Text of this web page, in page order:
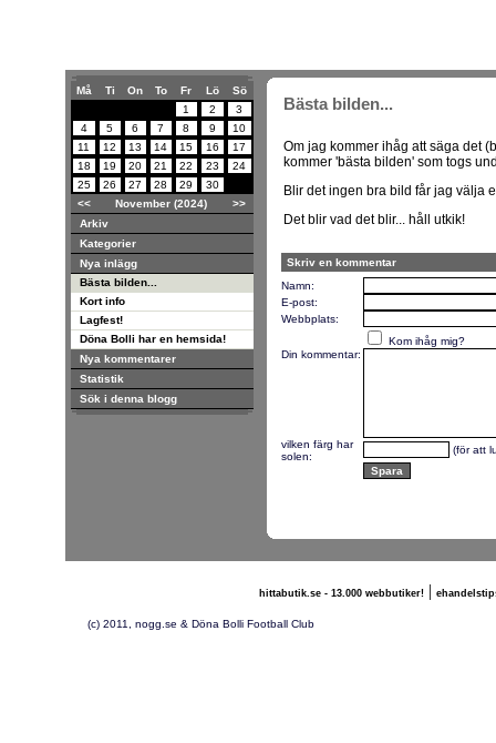
Må Ti On To Fr Lö
Sö
1
2
3
4
5 6 7 8 9
10
11
12 13 14 15 16
17
18
19 20 21 22 23
24
25
26 27 28 29
30
<<
November (2024)
>>
Arkiv
Kategorier
Nya inlägg
Bästa bilden...
Kort info
Lagfest!
Döna Bolli har en hemsida!
Nya kommentarer
Statistik
Sök i denna blogg
Bästa bilden...
Om jag kommer ihåg att säga det
kommer 'bästa bilden' som togs
Blir det ingen bra bild får jag välja
Det blir vad det blir... håll utkik!
Skriv en kommentar
Namn:
E-post:
Webbplats:
Kom ihåg mig?
Din kommentar:
vilken färg har
solen:
(för att
hittabutik.se - 13.000 webbutiker!|
(c) 2011, nogg.se & Döna Bolli Football Club